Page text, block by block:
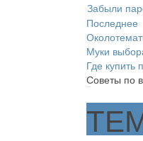
Забыли
Последнее
Муки
Где купить
Советы по